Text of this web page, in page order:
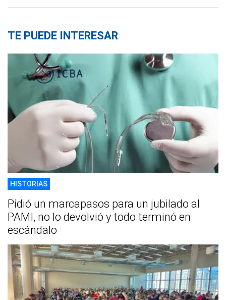
TE PUEDE INTERESAR
HISTORIAS
Pidió un marcapasos para un jubilado al
PAMI, no lo devolvió y todo terminó en
escándalo